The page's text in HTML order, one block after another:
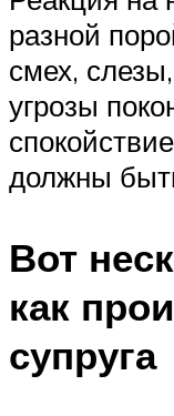
разной
смех,
угрозы
должны
Вот
как
супруга